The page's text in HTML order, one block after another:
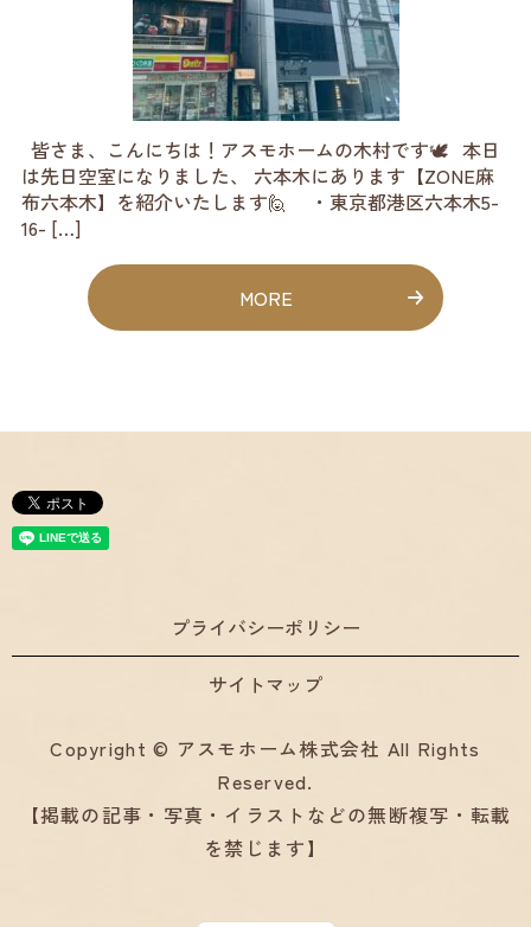
皆さま、こんにちは！アスモホームの木村です🕊️ 本日
は先日空室になりました、 六本木にあります【ZONE麻
布六本木】を紹介いたします🙋 ・東京都港区六本木5-
16- […]
MORE
プライバシーポリシー
サイトマップ
Copyright © アスモホーム株式会社 All Rights
Reserved.
【掲載の記事・写真・イラストなどの無断複写・転載
を禁じます】